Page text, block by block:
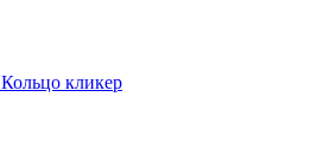
Кольцо кликер